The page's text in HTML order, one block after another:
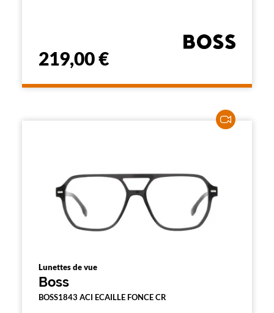
219,00 €
Lunettes de vue
Boss
BOSS1843 ACI ECAILLE FONCE CR